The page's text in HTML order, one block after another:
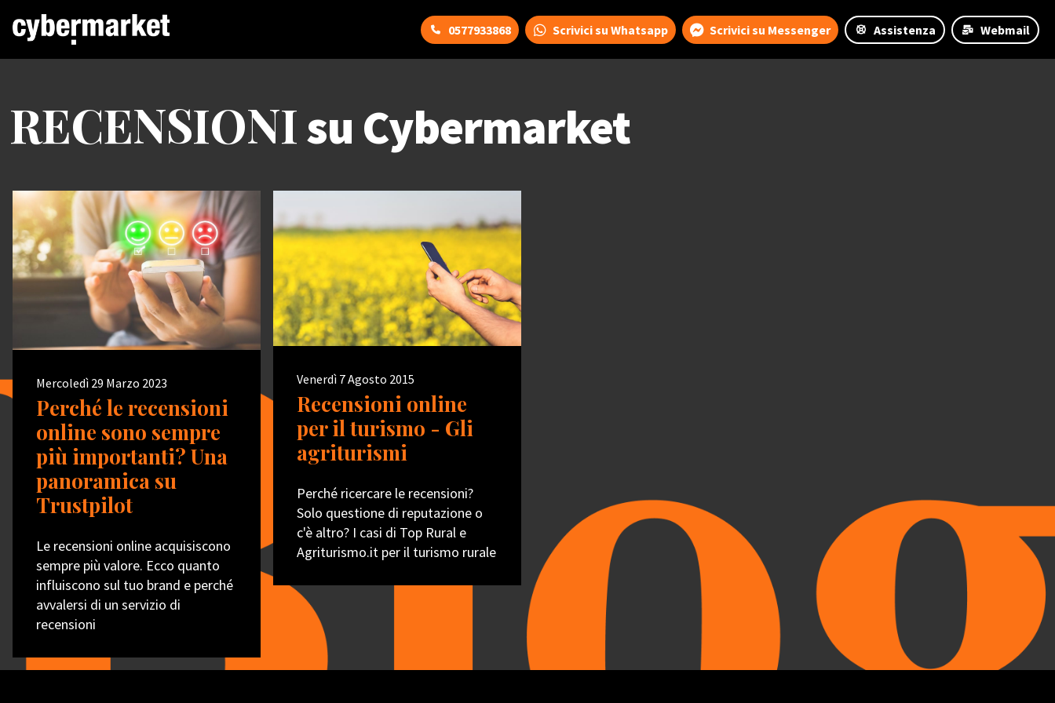
0577933868 Scrivici su Whatsapp Scrivici su Messenger Assistenza Webmail
RECENSIONIsu Cybermarket
Mercoledì 29 Marzo 2023
Perché le recensioni
online sono sempre
più importanti? Una
panoramica su
Trustpilot
Le recensioni online acquisiscono
sempre più valore. Ecco quanto
influiscono sul tuo brand e perché
avvalersi di un servizio di
recensioni
Venerdì 7 Agosto 2015
Recensioni online
per il turismo - Gli
agriturismi
Perché ricercare le recensioni?
Solo questione di reputazione o
c'è altro? I casi di Top Rural e
Agriturismo.it per il turismo rurale